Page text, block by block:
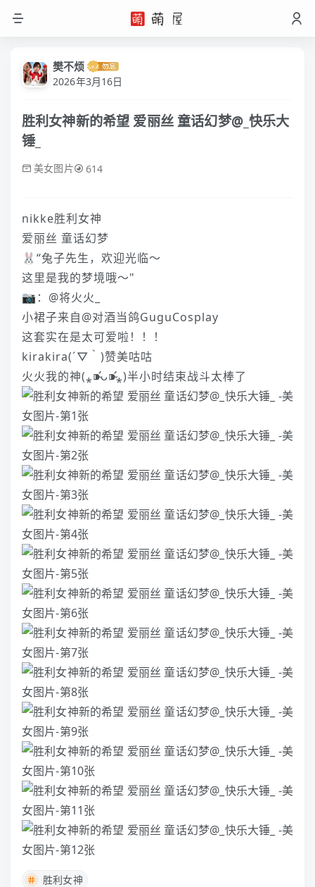
樊不烦
2026年3月16日
胜利女神新的希望 爱丽丝 童话幻梦@_快乐大
锤_
美女图片 614
nikke胜利女神
爱丽丝 童话幻梦
🐰“兔子先生，欢迎光临～
这里是我的梦境哦～"
📷：@将火火_
小裙子来自@对酒当鸽GuguCosplay
这套实在是太可爱啦！！！
kirakira(´▽｀)赞美咕咕
火火我的神(⁎⁍̴̛ᴗ⁍̴̛⁎)半小时结束战斗太棒了
胜利女神